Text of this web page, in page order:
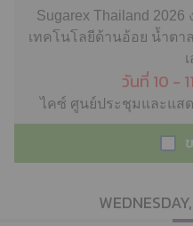
Sugarex Thailand
เทคโนโลยีด้านอ้อย น้ำต
วันที่ 10 -
ไคซ์ ศูนย์ประชุมและแส